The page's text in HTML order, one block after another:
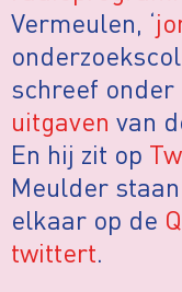
Vermeulen, ‘
schreef
uitgaven van
En hij zit op
Meulder staan
elkaar op de
twittert.